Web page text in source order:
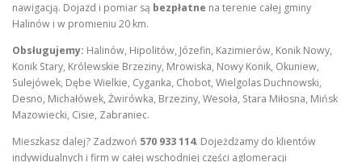
nawigacją. Dojazd i pomiar są bezpłatne na terenie całej gminy
Halinów i w promieniu 20 km.
Obsługujemy: Halinów, Hipolitów, Józefin, Kazimierów, Konik Nowy,
Konik Stary, Królewskie Brzeziny, Mrowiska, Nowy Konik, Okuniew,
Sulejówek, Dębe Wielkie, Cyganka, Chobot, Wielgolas Duchnowski,
Desno, Michałówek, Żwirówka, Brzeziny, Wesoła, Stara Miłosna, Mińsk
Mazowiecki, Cisie, Zabraniec.
Mieszkasz dalej? Zadzwoń 570 933 114. Dojeżdżamy do klientów
indywidualnych i firm w całej wschodniej części aglomeracji